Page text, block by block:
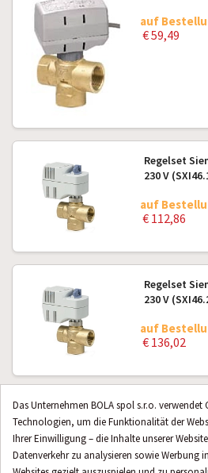
Das Unternehmen BOLA spol s.r.o.
Technologien, um die Funktionalität der
Ihrer Einwilligung – die Inhalte unserer
Datenverkehr zu analysieren sowie Werbung
auf
€ 59,49
Regelset
230 V
auf
€ 112,86
Regelset
230 V
auf
€ 136,02
Mischset
Antrieb
1/230)
auf
3 VARIANTE